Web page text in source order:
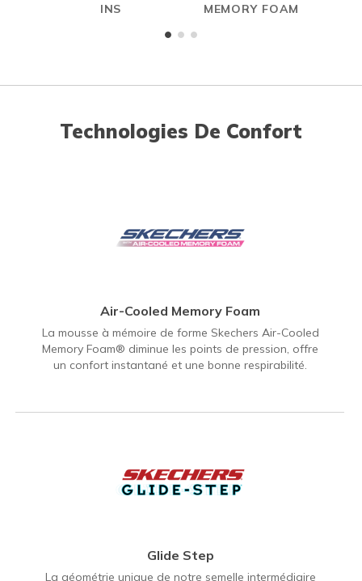
INS
MEMORY FOAM
Technologies De Confort
Air-Cooled Memory Foam
La mousse à mémoire de forme Skechers Air-Cooled
Memory Foam® diminue les points de pression, offre
un confort instantané et une bonne respirabilité.
Glide Step
La géométrie unique de notre semelle intermédiaire